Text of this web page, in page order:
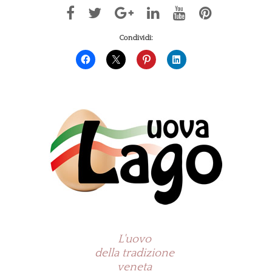
Condividi:
L'uovo
della tradizione
veneta